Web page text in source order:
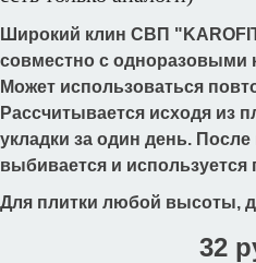
Широкий клин СВП
совместно с одноразовыми
Может использоваться
Рассчитывается исходя из
укладки за один день.
выбивается и используется
Для плитки любой высоты,
32